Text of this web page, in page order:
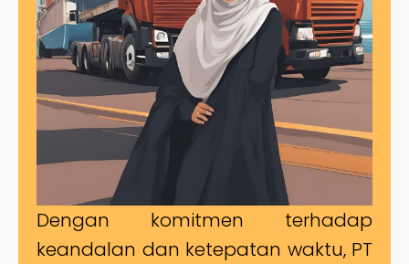
Dengan komitmen terhadap
keandalan dan ketepatan waktu, PT